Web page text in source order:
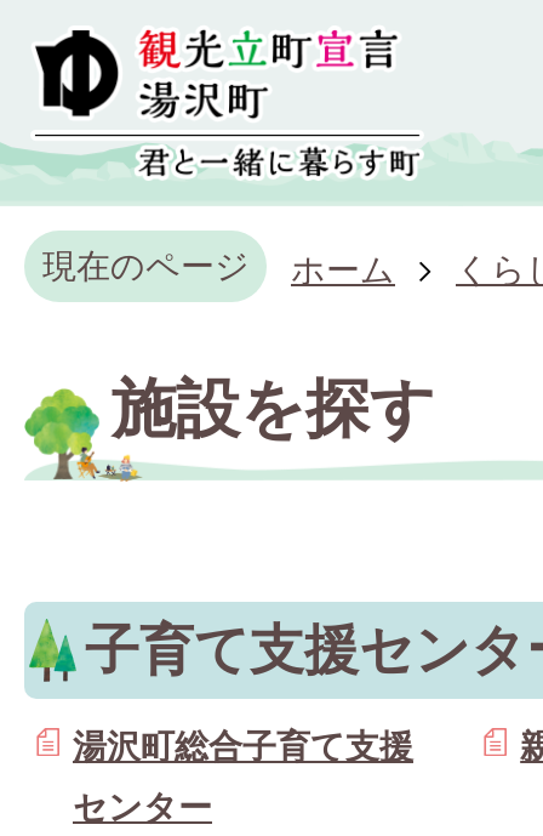
現在のページ ホーム くら
施設を探す
子育て支援センタ
湯沢町総合子育て支援
センター